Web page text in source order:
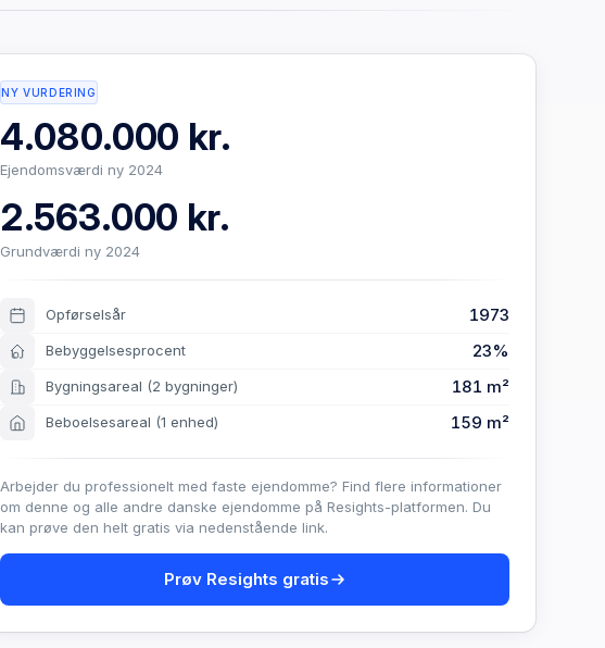
NY VURDERING
4.080.000 kr.
Ejendomsværdi ny 2024
2.563.000 kr.
Grundværdi ny 2024
Opførselsår 1973
Bebyggelsesprocent 23%
Bygningsareal (2 bygninger) 181 m²
Beboelsesareal (1 enhed) 159 m²
Arbejder du professionelt med faste ejendomme? Find flere informationer
om denne og alle andre danske ejendomme på Resights-platformen. Du
kan prøve den helt gratis via nedenstående link.
Prøv Resights gratis